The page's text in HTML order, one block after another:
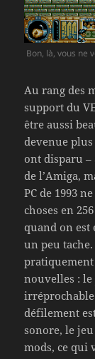
Bon, là, vous ne
Au rang des
support du
être aussi
devenue
ont disparu
de l’Amiga,
PC de 1993
choses en
quand on
un peu
pratiquement
nouvelles :
défilement
sonore, le
mods, ce qui